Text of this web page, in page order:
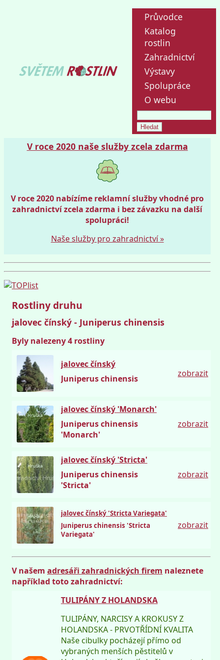
Průvodce
Katalog
rostlin
Zahradnictví
Výstavy
Spolupráce
O webu
V roce 2020 naše služby zcela zdarma
V roce 2020 nabízíme reklamní služby vhodné pro
zahradnictví zcela zdarma i bez závazku na další
spolupráci!
Naše služby pro zahradnictví »
Rostliny druhu
jalovec čínský - Juniperus chinensis
Byly nalezeny 4 rostliny
jalovec čínský
Juniperus chinensis
zobrazit
Hruška
jalovec čínský 'Monarch'
Juniperus chinensis
'Monarch'
zobrazit
Hruška
jalovec čínský 'Stricta'
Juniperus chinensis
'Stricta'
zobrazit
Hruška
jalovec čínský 'Stricta Variegata'
Juniperus chinensis 'Stricta
Variegata'
zobrazit
V našem adresáři zahradnických firem naleznete
například toto zahradnictví:
TULIPÁNY Z HOLANDSKA
TULIPÁNY, NARCISY A KROKUSY Z
HOLANDSKA - PRVOTŘÍDNÍ KVALITA
Naše cibulky pocházejí přímo od
vybraných menších pěstitelů v